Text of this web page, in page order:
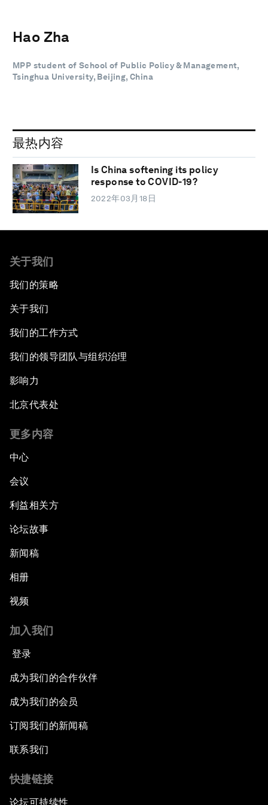
Hao Zha
MPP student of School of Public Policy & Management,
Tsinghua University, Beijing, China
最热内容
Is China softening its policy
response to COVID-19?
2022年03月18日
关于我们
我们的策略
关于我们
我们的工作方式
我们的领导团队与组织治理
影响力
北京代表处
更多内容
中心
会议
利益相关方
论坛故事
新闻稿
相册
视频
加入我们
登录
成为我们的合作伙伴
成为我们的会员
订阅我们的新闻稿
联系我们
快捷链接
论坛可持续性